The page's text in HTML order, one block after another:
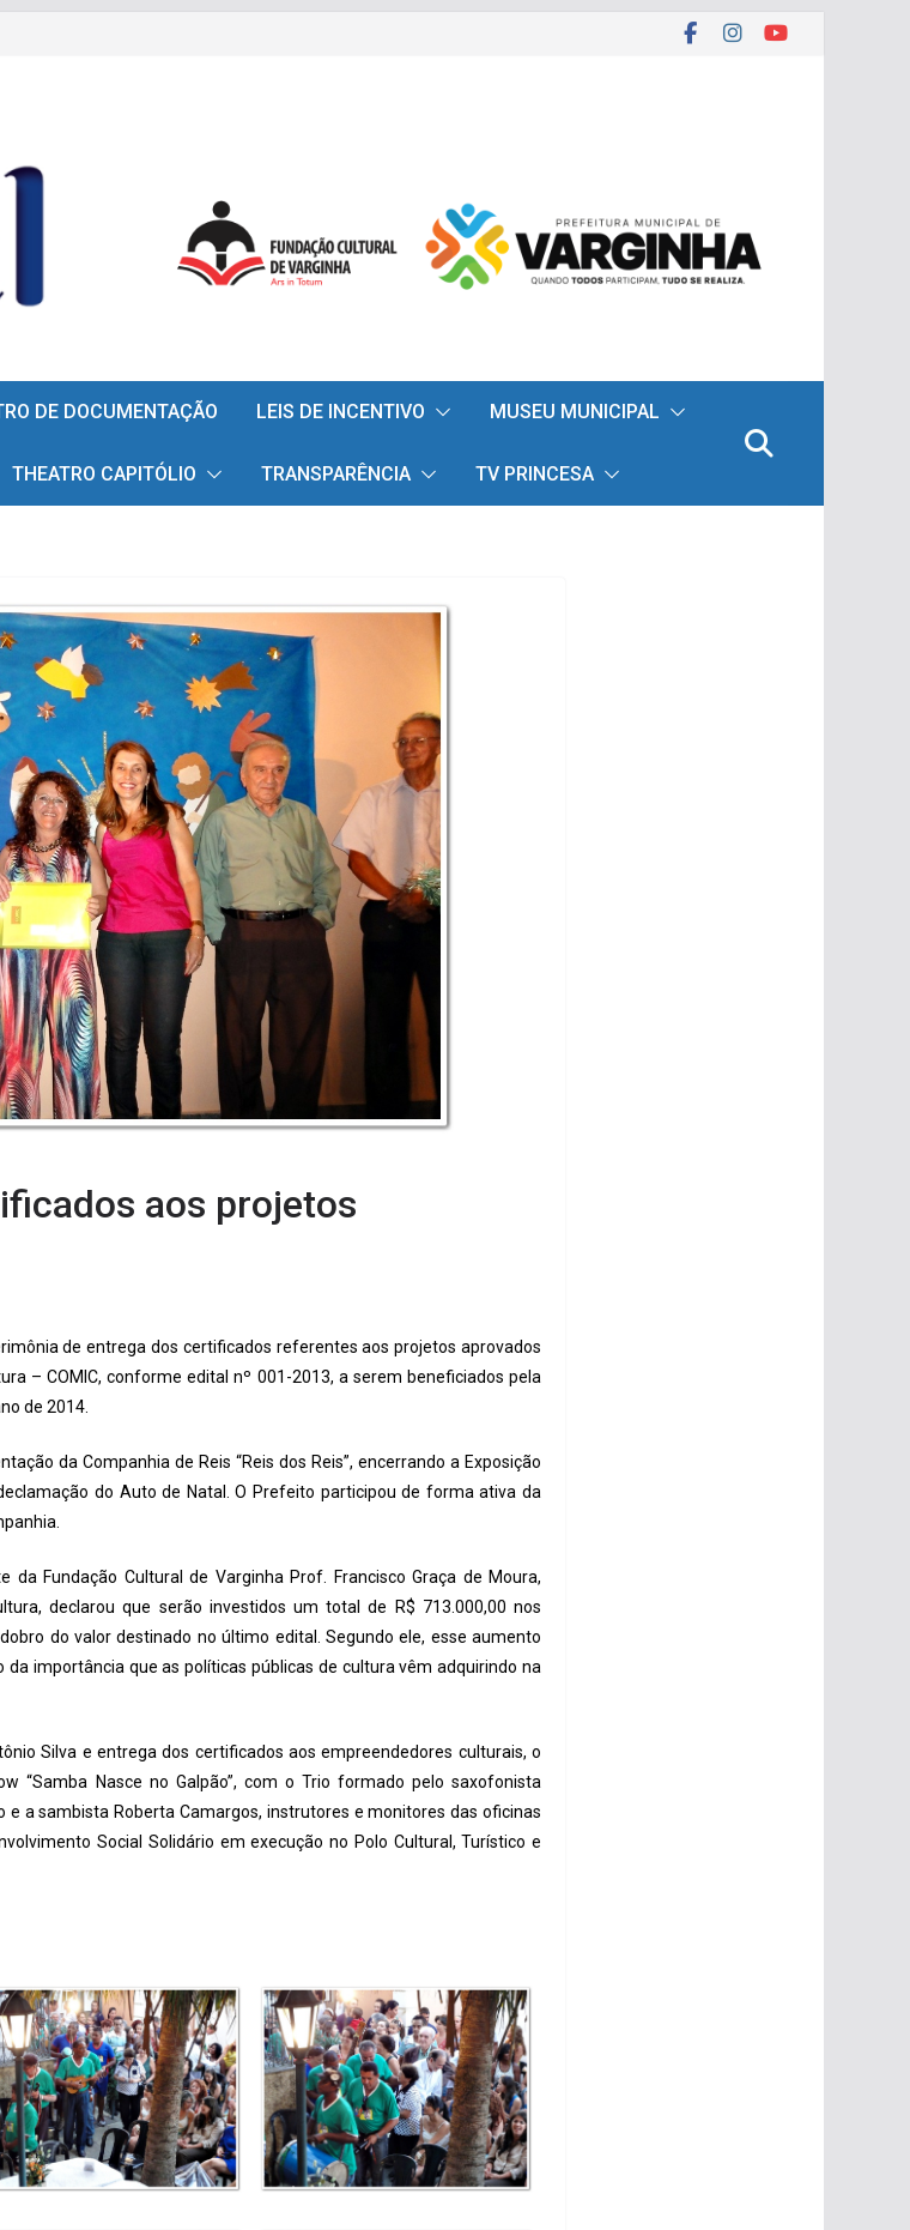
DE DOCUMENTAÇÃO LEIS DE INCENTIVO MUSEU MUNICIPAL
THEATRO CAPITÓLIO TRANSPARÊNCIA TV PRINCESA
aos projetos
de entrega dos certificados referentes aos projetos aprovados
– COMIC, conforme edital nº 001-2013, a serem beneficiados pela
de 2014.
da Companhia de Reis “Reis dos Reis”, encerrando a Exposição
do Auto de Natal. O Prefeito participou de forma ativa da
da Fundação Cultural de Varginha Prof. Francisco Graça de Moura,
declarou que serão investidos um total de R$ 713.000,00 nos
do valor destinado no último edital. Segundo ele, esse aumento
importância que as políticas públicas de cultura vêm adquirindo na
Silva e entrega dos certificados aos empreendedores culturais, o
“Samba Nasce no Galpão”, com o Trio formado pelo saxofonista
e a sambista Roberta Camargos, instrutores e monitores das oficinas
Social Solidário em execução no Polo Cultural, Turístico e